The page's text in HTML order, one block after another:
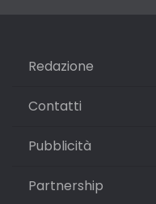
Redazione
Contatti
Pubblicità
Partnership